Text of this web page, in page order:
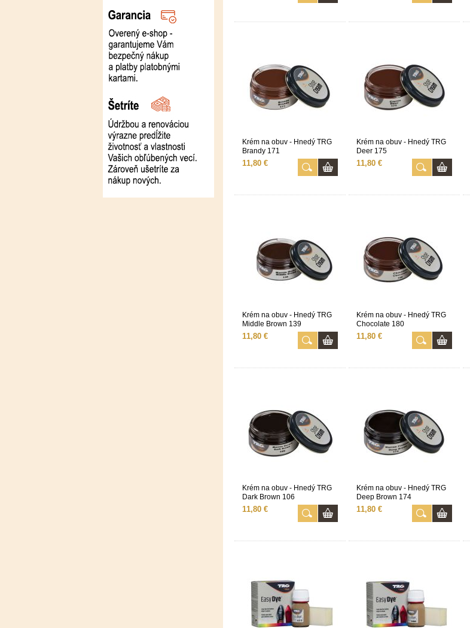
Krém na obuv - Hnedý TRG
Brandy 171
11,80 €
Krém na obuv - Hnedý TRG
Deer 175
11,80 €
Krém na obuv - Hnedý TRG
Middle Brown 139
11,80 €
Krém na obuv - Hnedý TRG
Chocolate 180
11,80 €
Krém na obuv - Hnedý TRG
Dark Brown 106
11,80 €
Krém na obuv - Hnedý TRG
Deep Brown 174
11,80 €